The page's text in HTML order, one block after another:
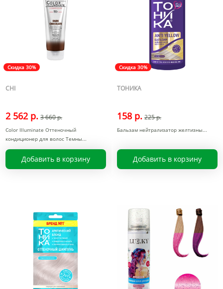
Скидка 30%
CHI
2 562 р. 3 660 р.
Color Illuminate Оттеночный
кондиционер для волос Темны
Добавить в корзину
Скидка 30%
ТОНИКА
158 р. 225 р.
Бальзам нейтрализатор желтизны
Добавить в корзину